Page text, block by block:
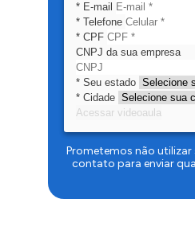
* E-mail
* Telefone
* CPF
CNPJ da sua empresa
* Seu estado
* Cidade
Acessar videoaula
Prometemos não
contato para enviar